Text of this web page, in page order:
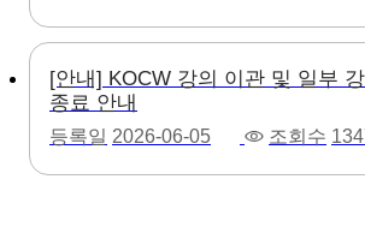
[안내] KOCW 강의 이관 및 일부
종료 안내
등록일 2026-06-05 조회수